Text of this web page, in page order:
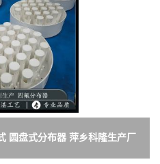
圆盘式分布器 萍乡科隆生产厂